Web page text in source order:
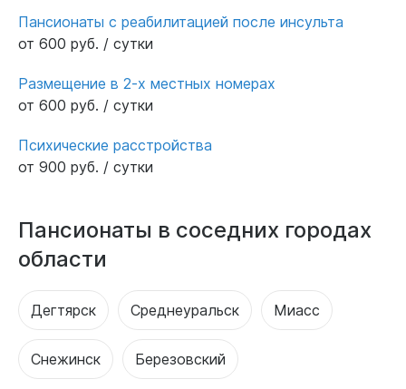
Пансионаты с реабилитацией после инсульта
от 600 руб. / сутки
Размещение в 2-х местных номерах
от 600 руб. / сутки
Психические расстройства
от 900 руб. / сутки
Пансионаты в соседних городах
области
Дегтярск Среднеуральск Миасс
Снежинск Березовский